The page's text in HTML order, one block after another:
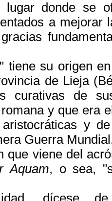
donde se
a mejorar
tiene su origen
de Lieja
curativas de
y que era
aristocráticas y
Guerra
que viene del
Aquam, o sea,
dícese de